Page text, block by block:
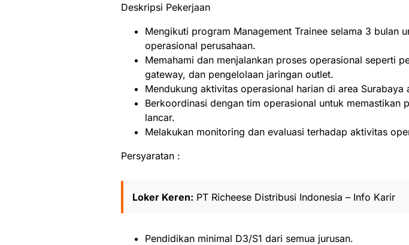
Deskripsi Pekerjaan
Mengikuti program Management Trainee selama 3 bulan
operasional perusahaan.
Memahami dan menjalankan proses operasional seperti
gateway, dan pengelolaan jaringan outlet.
Mendukung aktivitas operasional harian di area Surabaya
Berkoordinasi dengan tim operasional untuk memastikan
lancar.
Melakukan monitoring dan evaluasi terhadap aktivitas
Persyaratan :
Loker Keren: PT Richeese Distribusi Indonesia – Info Karir
Pendidikan minimal D3/S1 dari semua jurusan.